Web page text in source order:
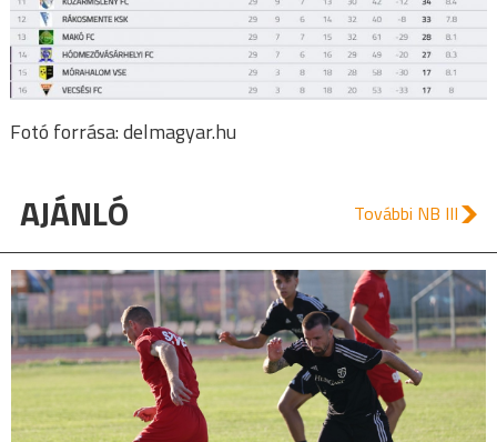
Fotó forrása: delmagyar.hu
AJÁNLÓ További NB III